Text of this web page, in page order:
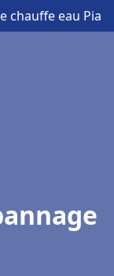
chauffe eau Pia